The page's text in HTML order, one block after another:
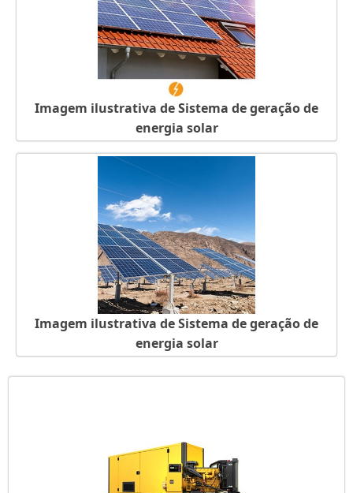
Imagem ilustrativa de Sistema de geração de
energia solar
Imagem ilustrativa de Sistema de geração de
energia solar